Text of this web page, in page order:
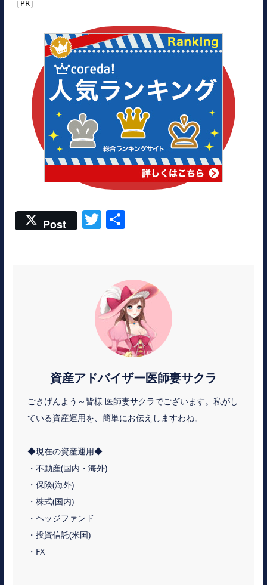
［PR］
Post T
er
資産アドバイザー医師妻サクラ
ごきげんよう～皆様 医師妻サクラでございます。私がし
ている資産運用を、簡単にお伝えしますわね。
◆現在の資産運用◆
・不動産(国内・海外)
・保険(海外)
・株式(国内)
・ヘッジファンド
・投資信託(米国)
・FX